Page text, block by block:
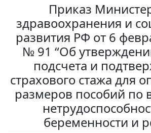
Приказ
здравоохранения и
развития РФ от 6
№ 91 “Об
подсчета и
страхового стажа для
размеров пособий по
беременности и